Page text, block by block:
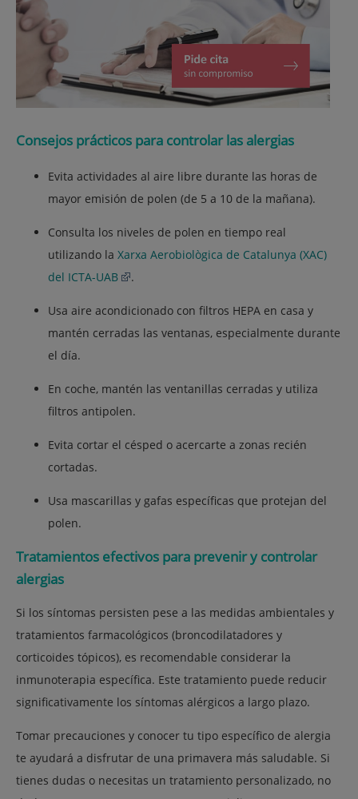
Consejos prácticos para controlar las alergias
Evita actividades al aire libre durante las horas de
mayor emisión de polen (de 5 a 10 de la mañana).
Consulta los niveles de polen en tiempo real
utilizando la Xarxa Aerobiològica de Catalunya (XAC)
del ICTA-UAB
.
Usa aire acondicionado con filtros HEPA en casa y
mantén cerradas las ventanas, especialmente durante
el día.
En coche, mantén las ventanillas cerradas y utiliza
filtros antipolen.
Evita cortar el césped o acercarte a zonas recién
cortadas.
Usa mascarillas y gafas específicas que protejan del
polen.
Tratamientos efectivos para prevenir y controlar
alergias
Si los síntomas persisten pese a las medidas ambientales y
tratamientos farmacológicos (broncodilatadores y
corticoides tópicos), es recomendable considerar la
inmunoterapia específica. Este tratamiento puede reducir
significativamente los síntomas alérgicos a largo plazo.
Tomar precauciones y conocer tu tipo específico de alergia
te ayudará a disfrutar de una primavera más saludable. Si
tienes dudas o necesitas un tratamiento personalizado, no